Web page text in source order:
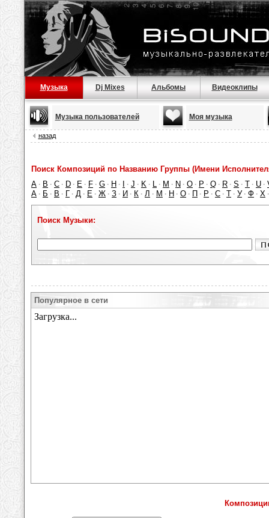
Музыка Dj Mixes Альбомы Видеоклипы
Музыка пользователей Моя музыка
назад
Поиск Композиций по Названию Группы (Имени
A · B · C · D · E · F · G · H · · J · K · L · M · N · O · P · Q · R · S · T · U ·
А · Б · В · Г · Д · Е · Ж · З · И · К · Л · М · Н · О · П · Р · С · Т · У · Ф · Х
Поиск Музыки:
Популярное в сети